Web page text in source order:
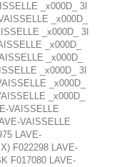
_x000D_ 3I
_x000D_
_x000D_ 3I
_x000D_
_x000D_
_x000D_ 3I
_x000D_
_x000D_
VAISSELLE
VAISSELLE
LAVE-
F022298 LAVE-
F017080 LAVE-